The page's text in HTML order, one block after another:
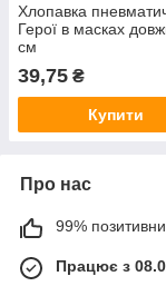
Хлопавка
Герої в масках
см
39,75 ₴
Купити
Про нас
99%
Працює з